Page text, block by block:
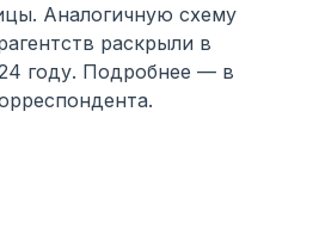
Аналогичную схему
раскрыли в
году. Подробнее — в